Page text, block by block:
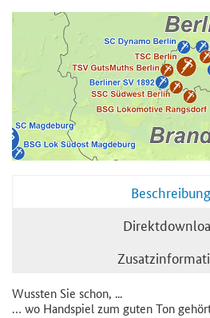
Beschreibung
Wussten Sie schon, ...
… wo Handspiel zum guten Ton